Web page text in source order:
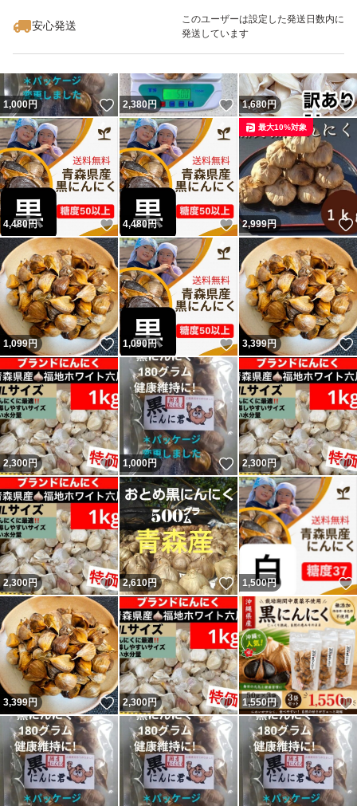
安心発送
このユーザーは設定した発送日数内に
発送しています
1,000円 いいね！
2,380円 いいね！
1,680円
4,480円 いいね！
4,480円 いいね！
2,999円
最大10%対象
1,099円 いいね！
1,090円 いいね！
3,399円
2,300円 いいね！
1,000円 いいね！
2,300円
2,300円 いいね！
2,610円 いいね！
1,500円
3,399円 いいね！
2,300円 いいね！
1,550円